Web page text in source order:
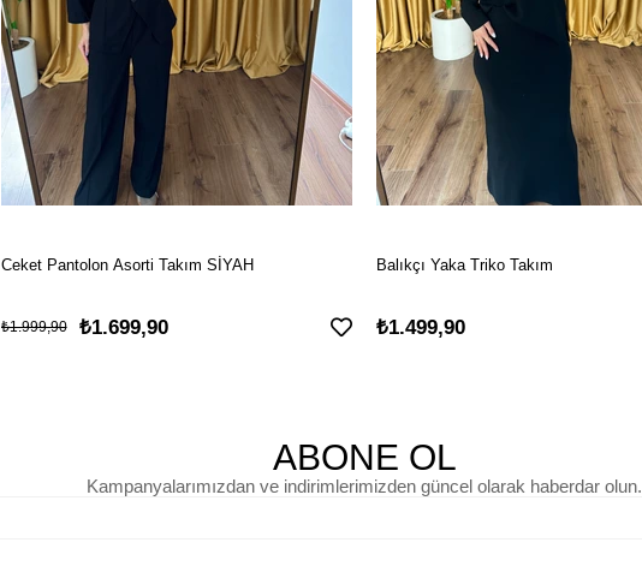
Ceket Pantolon Asorti Takım SİYAH
₺1.699,90
₺1.999,90
Balıkçı Yaka Triko Takım
₺1.499,90
ABONE OL
Kampanyalarımızdan ve indirimlerimizden güncel olarak haberdar olun.